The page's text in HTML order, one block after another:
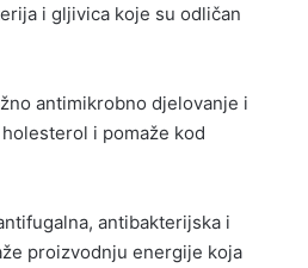
i gljivica koje su odličan
antimikrobno djelovanje i
i pomaže kod
antibakterijska i
proizvodnju energije koja